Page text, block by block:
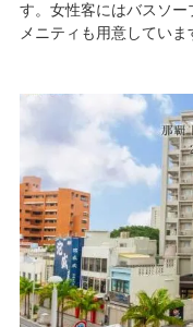
す。女性客にはバスソ
メニティも用意していま